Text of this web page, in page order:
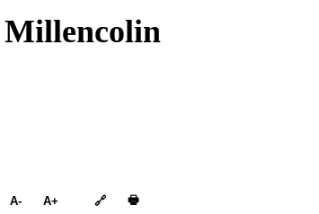
Millencolin
A- A+ 🔗 🖶